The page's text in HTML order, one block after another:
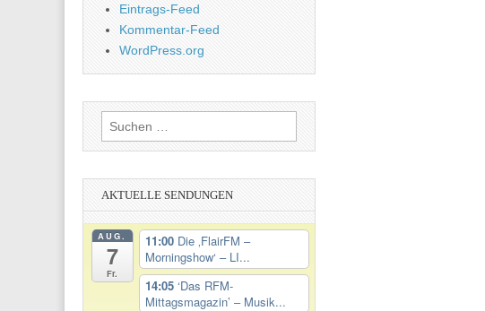
Eintrags-Feed
Kommentar-Feed
WordPress.org
Suchen
nach:
AKTUELLE SENDUNGEN
AUG.
7
Fr.
11:00 Die ‚FlairFM –
Morningshow‘ – LI...
14:05 ‘Das RFM-
Mittagsmagazin’ – Musik...